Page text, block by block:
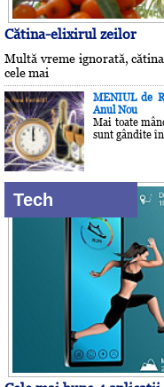
Cătina-elixirul zeilor
Multă vreme ignorată,
cele mai
MENIUL de
Anul Nou
Mai toate
sunt gândite
Tech